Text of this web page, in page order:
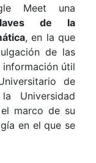
Meet una
de la
, en la que
de las
útil
de
Universidad
marco de su
en el que se